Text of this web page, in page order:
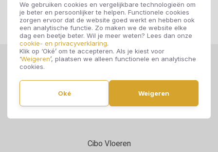
We gebruiken cookies en vergelijkbare technologieën om
je beter en persoonlijker te helpen. Functionele cookies
zorgen ervoor dat de website goed werkt en hebben ook
een analytische functie. Zo maken we de website elke
dag een beetje beter. Wil je meer weten? Lees dan onze
cookie- en privacyverklaring.
Klik op ‘Oké’ om te accepteren. Als je kiest voor
‘Weigeren’, plaatsen we alleen functionele en analytische
cookies.
Oké Weigeren
Cibo Vloeren